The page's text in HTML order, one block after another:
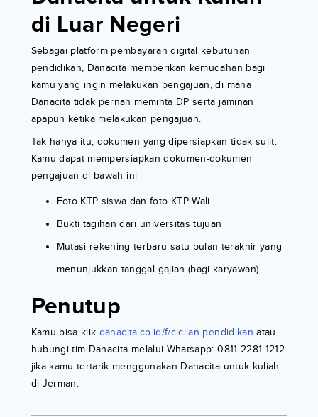
di Luar Negeri
Sebagai platform pembayaran digital kebutuhan
pendidikan, Danacita memberikan kemudahan bagi
kamu yang ingin melakukan pengajuan, di mana
Danacita tidak pernah meminta DP serta jaminan
apapun ketika melakukan pengajuan.
Tak hanya itu, dokumen yang dipersiapkan tidak sulit.
Kamu dapat mempersiapkan dokumen-dokumen
pengajuan di bawah ini
Foto KTP siswa dan foto KTP Wali
Bukti tagihan dari universitas tujuan
Mutasi rekening terbaru satu bulan terakhir yang
menunjukkan tanggal gajian (bagi karyawan)
Penutup
Kamu bisa klik danacita.co.id/f/cicilan-pendidikan atau
hubungi tim Danacita melalui Whatsapp: 0811-2281-1212
jika kamu tertarik menggunakan Danacita untuk kuliah
di Jerman.